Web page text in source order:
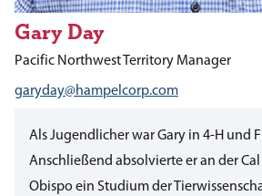
Gary Day
Pacific Northwest Territory Manager
garyday@hampelcorp.com
Als Jugendlicher war Gary in 4-H und
Anschließend absolvierte er an der Cal
Obispo ein Studium der